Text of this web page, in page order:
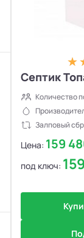
Септик
Количество
Залповый
Цена: 159
под ключ: